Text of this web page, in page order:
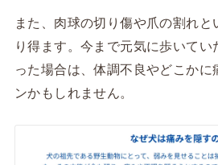
また、肉球の切り傷や爪の割れ
り得ます。今まで元気に歩いて
った場合は、体調不良やどこかに
ンかもしれません。